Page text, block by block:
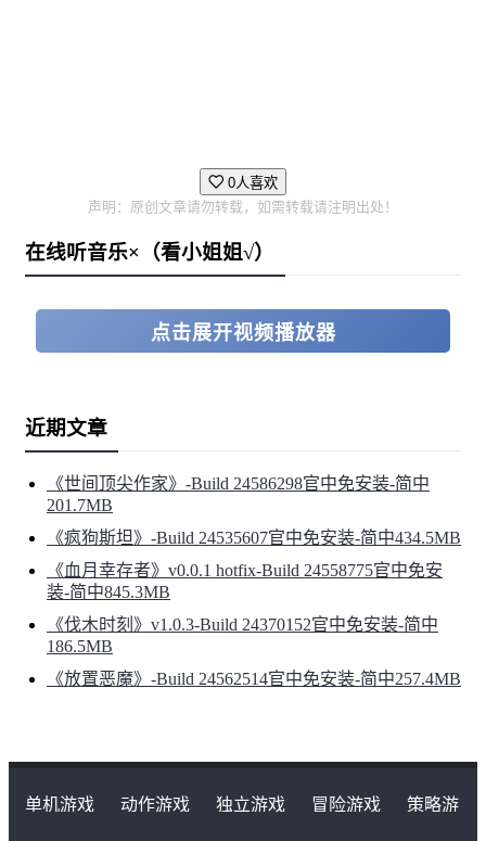
0人喜欢
声明：原创文章请勿转载，如需转载请注明出处！
在线听音乐×（看小姐姐√）
点击展开视频播放器
近期文章
《世间顶尖作家》-Build 24586298官中免安装-简中
201.7MB
《疯狗斯坦》-Build 24535607官中免安装-简中434.5MB
《血月幸存者》v0.0.1 hotfix-Build 24558775官中免安
装-简中845.3MB
《伐木时刻》v1.0.3-Build 24370152官中免安装-简中
186.5MB
《放置恶魔》-Build 24562514官中免安装-简中257.4MB
单机游戏 动作游戏 独立游戏 冒险游戏
策略游